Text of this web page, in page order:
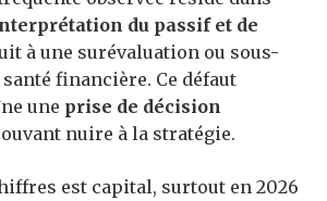
du passif et de
à une surévaluation ou sous-
financière. Ce défaut
une prise de décision
nuire à la stratégie.
est capital, surtout en 2026